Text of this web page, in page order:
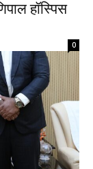
हॉस्पिस
0